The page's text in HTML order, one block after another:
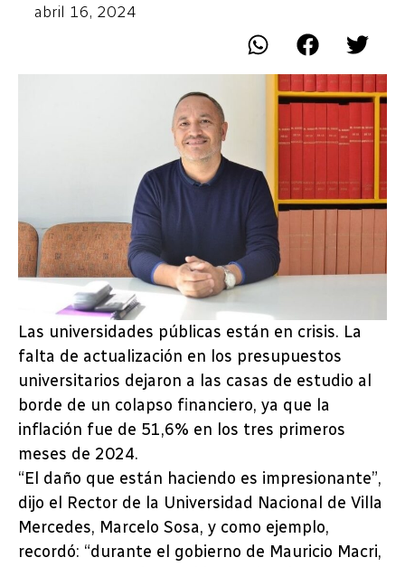
abril 16, 2024
Las universidades públicas están en crisis. La
falta de actualización en los presupuestos
universitarios dejaron a las casas de estudio al
borde de un colapso financiero, ya que la
inflación fue de 51,6% en los tres primeros
meses de 2024.
“El daño que están haciendo es impresionante”,
dijo el Rector de la Universidad Nacional de Villa
Mercedes, Marcelo Sosa, y como ejemplo,
recordó: “durante el gobierno de Mauricio Macri,